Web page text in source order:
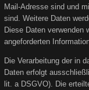
Mail-Adresse sind und
sind. Weitere Daten
Diese Daten verwenden
angeforderten
Die Verarbeitung der in
Daten erfolgt
lit. a DSGVO). Die